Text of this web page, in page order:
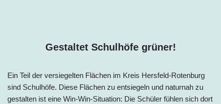
Gestaltet Schulhöfe grüner!
Ein Teil der versiegelten Flächen im Kreis Hersfeld-Rotenburg
sind Schulhöfe. Diese Flächen zu entsiegeln und naturnah zu
gestalten ist eine Win-Win-Situation: Die Schüler fühlen sich dort